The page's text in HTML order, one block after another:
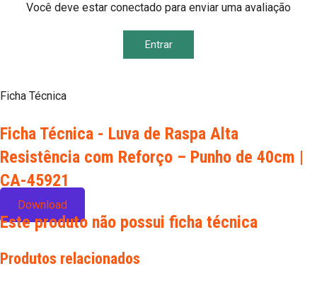
Você deve estar conectado para enviar uma avaliação
Entrar
Ficha Técnica
Ficha Técnica - Luva de Raspa Alta
Resistência com Reforço – Punho de 40cm |
CA-45921
Download
Este produto não possui ficha técnica
Produtos relacionados